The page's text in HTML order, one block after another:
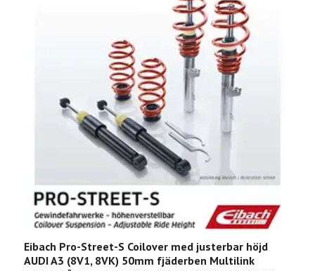
Eibach Pro-Street-S Coilover med justerbar höjd
AUDI A3 (8V1, 8VK) 50mm fjäderben Multilink